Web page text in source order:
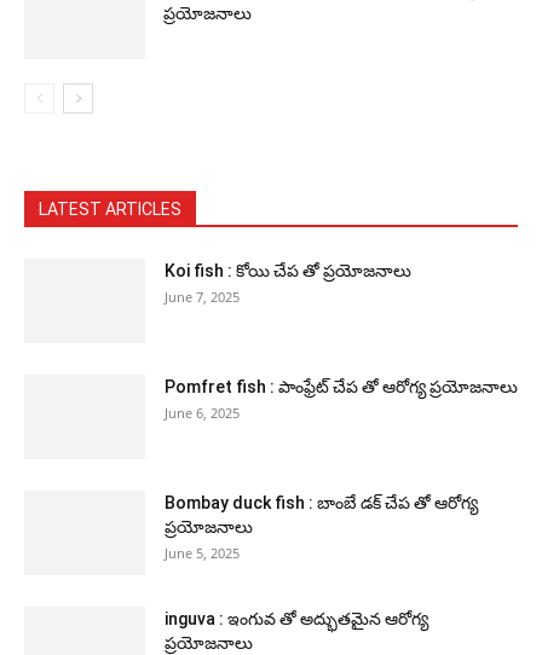
ప్రయోజనాలు
LATEST ARTICLES
Koi fish : కోయి చేప తో ప్రయోజనాలు
June 7, 2025
Pomfret fish : పాంఫ్రేట్ చేప తో ఆరోగ్య ప్రయోజనాలు
June 6, 2025
Bombay duck fish : బాంబే డక్ చేప తో ఆరోగ్య
ప్రయోజనాలు
June 5, 2025
inguva : ఇంగువ తో అద్భుతమైన ఆరోగ్య
ప్రయోజనాలు